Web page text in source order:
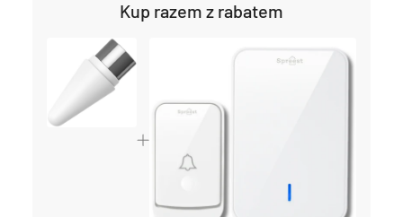
Kup razem z rabatem